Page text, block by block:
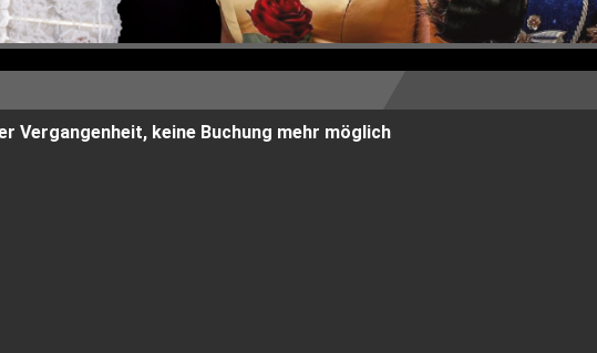
Vergangenheit, keine Buchung mehr möglich